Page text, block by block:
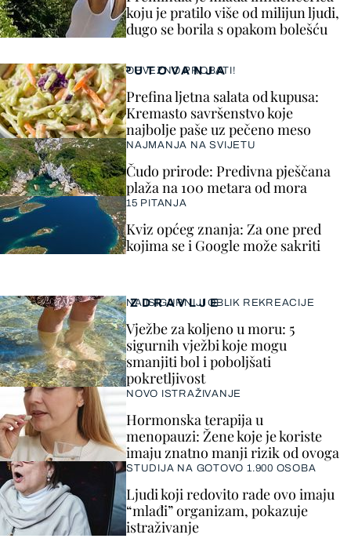
koju je pratilo više od milijun ljudi,
dugo se borila s opakom bolešću
ZDRAVLJE
NAJSIGURNIJI OBLIK REKREACIJE
Vježbe za koljeno u moru: 5
sigurnih vježbi koje mogu
smanjiti bol i poboljšati
pokretljivost
NOVO ISTRAŽIVANJE
Hormonska terapija u
menopauzi: Žene koje je koriste
imaju znatno manji rizik od ovoga
STUDIJA NA GOTOVO 1.900 OSOBA
Ljudi koji redovito rade ovo imaju
“mlađi” organizam, pokazuje
istraživanje
PUTOVANJA
OBVEZNO PROBATI!
Prefina ljetna salata od kupusa:
Kremasto savršenstvo koje
najbolje paše uz pečeno meso
NAJMANJA NA SVIJETU
Čudo prirode: Predivna pješčana
plaža na 100 metara od mora
15 PITANJA
Kviz općeg znanja: Za one pred
kojima se i Google može sakriti